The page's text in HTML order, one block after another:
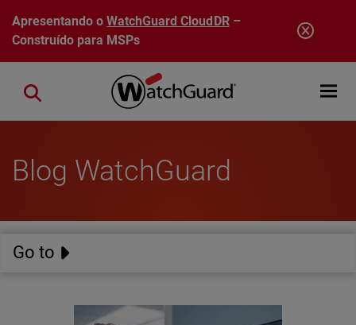
Pular para o conteúdo principal
Apresentando oWatchGuard CloudDR–
Construído para MSPs
Open
Close search
Blog WatchGuard
Go to